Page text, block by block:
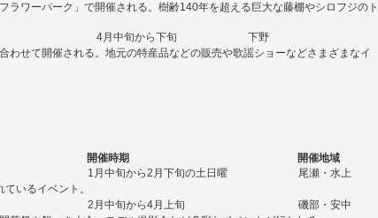
ラワーパーク」で開催される。樹齢140年を超える巨大な藤棚やシロフジのト
4月中旬から下旬
下野
わせて開催される。地元の特産品などの販売や歌謡ショーなどさまざまなイ
開催時期
開催地域
1月中旬から2月下旬の土日曜
尾瀬・水上
いるイベント。
2月中旬から4月上旬
磯部・安中